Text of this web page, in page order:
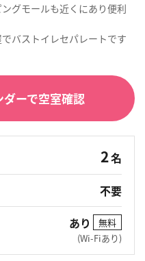
グモールも近くにあり便利
バストイレセパレートです
ーで空室確認
2名
不要
あり
無料
(Wi-Fiあり)